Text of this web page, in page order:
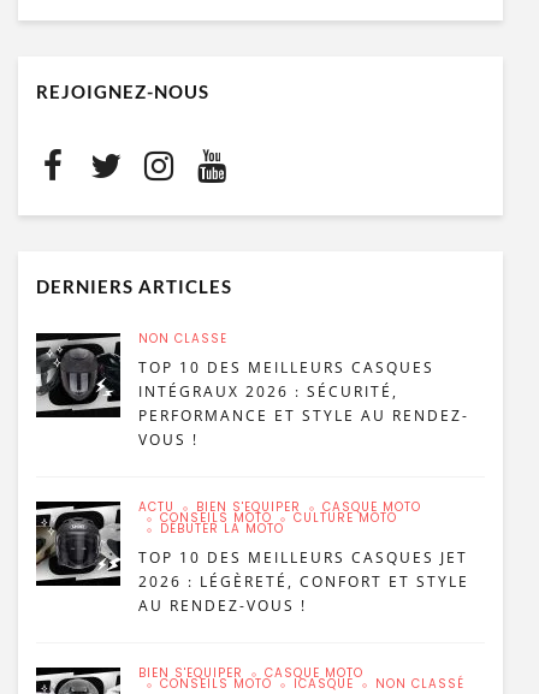
REJOIGNEZ-NOUS
DERNIERS ARTICLES
NON CLASSÉ
TOP 10 DES MEILLEURS CASQUES
INTÉGRAUX 2026 : SÉCURITÉ,
PERFORMANCE ET STYLE AU RENDEZ-
VOUS !
ACTU BIEN S'ÉQUIPER CASQUE MOTO
CONSEILS MOTO CULTURE MOTO
DÉBUTER LA MOTO
TOP 10 DES MEILLEURS CASQUES JET
2026 : LÉGÈRETÉ, CONFORT ET STYLE
AU RENDEZ-VOUS !
BIEN S'ÉQUIPER CASQUE MOTO
CONSEILS MOTO ICASQUE NON CLASSÉ